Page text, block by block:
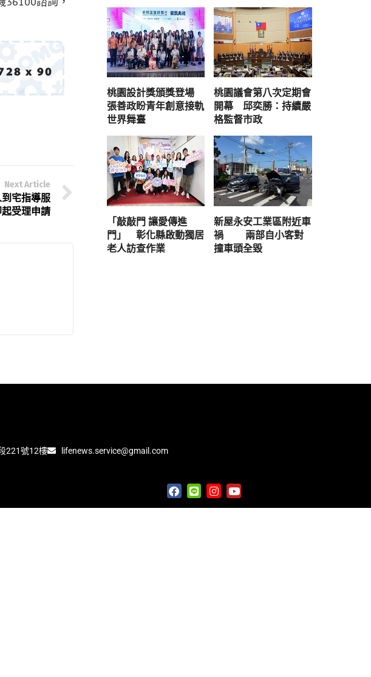
Next Article
宅指導服
受理申請
桃園設計獎頒獎登場
張善政盼青年創意接軌
世界舞臺
桃園議會第八次定期會
開幕 邱奕勝：持續嚴
格監督市政
「敲敲門 讓愛傳進
門」 彰化縣啟動獨居
老人訪查作業
新屋永安工業區附近車
禍 兩部自小客對
撞車頭全毀
221號12樓 lifenews.service@gmail.com